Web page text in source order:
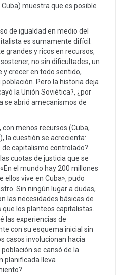
muestra que es posible
de igualdad en medio del
es sumamente difícil.
grandes y ricos en recursos,
no sin dificultades, un
crecer en todo sentido,
Pero la historia deja
la Unión Soviética?, ¿por
se abrió amecanismos de
menos recursos (Cuba,
la cuestión se acrecienta:
de capitalismo controlado?
cuotas de justicia que se
el mundo hay 200 millones
ellos vive en Cuba», pudo
Sin ningún lugar a dudas,
las necesidades básicas de
los planteos capitalistas.
las experiencias de
con su esquema inicial sin
casos involucionan hacia
se cansó de la
planificada lleva